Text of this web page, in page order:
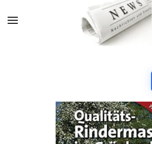
Zum Hauptinhalt springen